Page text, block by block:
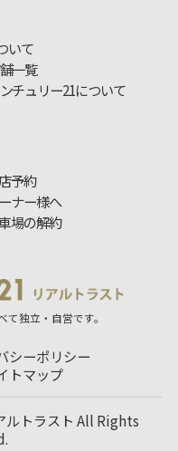
いて
一覧
チュリー21について
予約
ナー様へ
場の解約
独立・自営です。
シーポリシー
トマップ
トラスト All Rights